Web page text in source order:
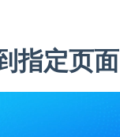
指定页面